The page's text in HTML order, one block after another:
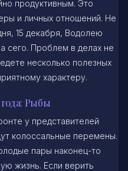
продуктивным. Это
и личных отношений. Не
15 декабря, Водолею
сего. Проблем в делах не
несколько полезных
характеру.
года: Рыбы
у представителей
колоссальные перемены.
пары наконец-то
жизнь. Если верить